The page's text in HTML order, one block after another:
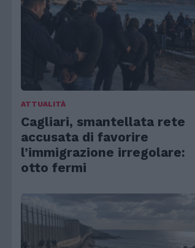
ATTUALITÀ
Cagliari, smantellata rete
accusata di favorire
l’immigrazione irregolare:
otto fermi